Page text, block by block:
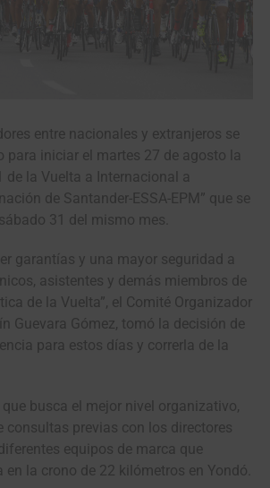
entre nacionales y extranjeros se
para iniciar el martes 27 de agosto la
de la Vuelta a Internacional a
de Santander-ESSA-EPM” que se
31 del mismo mes.
garantías y una mayor seguridad a
asistentes y demás miembros de
de la Vuelta”, el Comité Organizador
Guevara Gómez, tomó la decisión de
para estos días y correrla de la
busca el mejor nivel organizativo,
consultas previas con los directores
equipos de marca que
la crono de 22 kilómetros en Yondó.